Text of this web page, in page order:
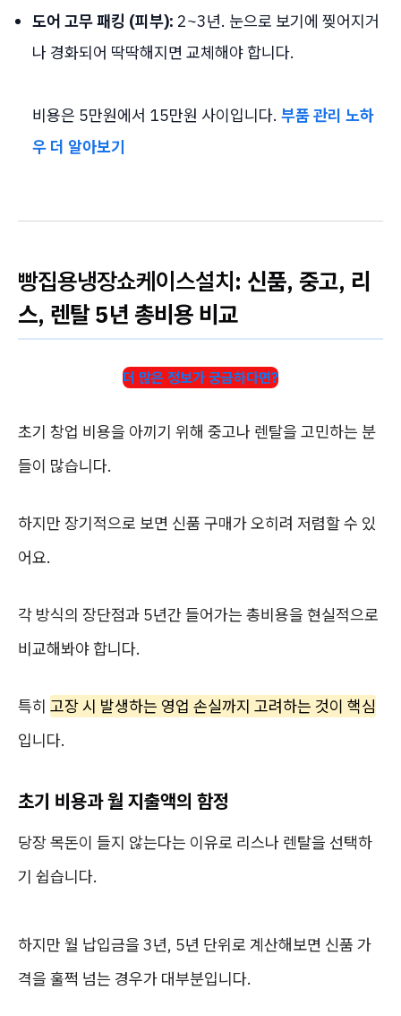
도어 고무 패킹 (피부): 2~3년. 눈으로 보기에 찢어지거
나 경화되어 딱딱해지면 교체해야 합니다.
비용은 5만원에서 15만원 사이입니다. 부품 관리 노하
우 더 알아보기
빵집용냉장쇼케이스설치: 신품, 중고, 리
스, 렌탈 5년 총비용 비교
더 많은 정보가 궁금하다면?
초기 창업 비용을 아끼기 위해 중고나 렌탈을 고민하는 분
들이 많습니다.
하지만 장기적으로 보면 신품 구매가 오히려 저렴할 수 있
어요.
각 방식의 장단점과 5년간 들어가는 총비용을 현실적으로
비교해봐야 합니다.
특히 고장 시 발생하는 영업 손실까지 고려하는 것이 핵심
입니다.
초기 비용과 월 지출액의 함정
당장 목돈이 들지 않는다는 이유로 리스나 렌탈을 선택하
기 쉽습니다.
하지만 월 납입금을 3년, 5년 단위로 계산해보면 신품 가
격을 훌쩍 넘는 경우가 대부분입니다.